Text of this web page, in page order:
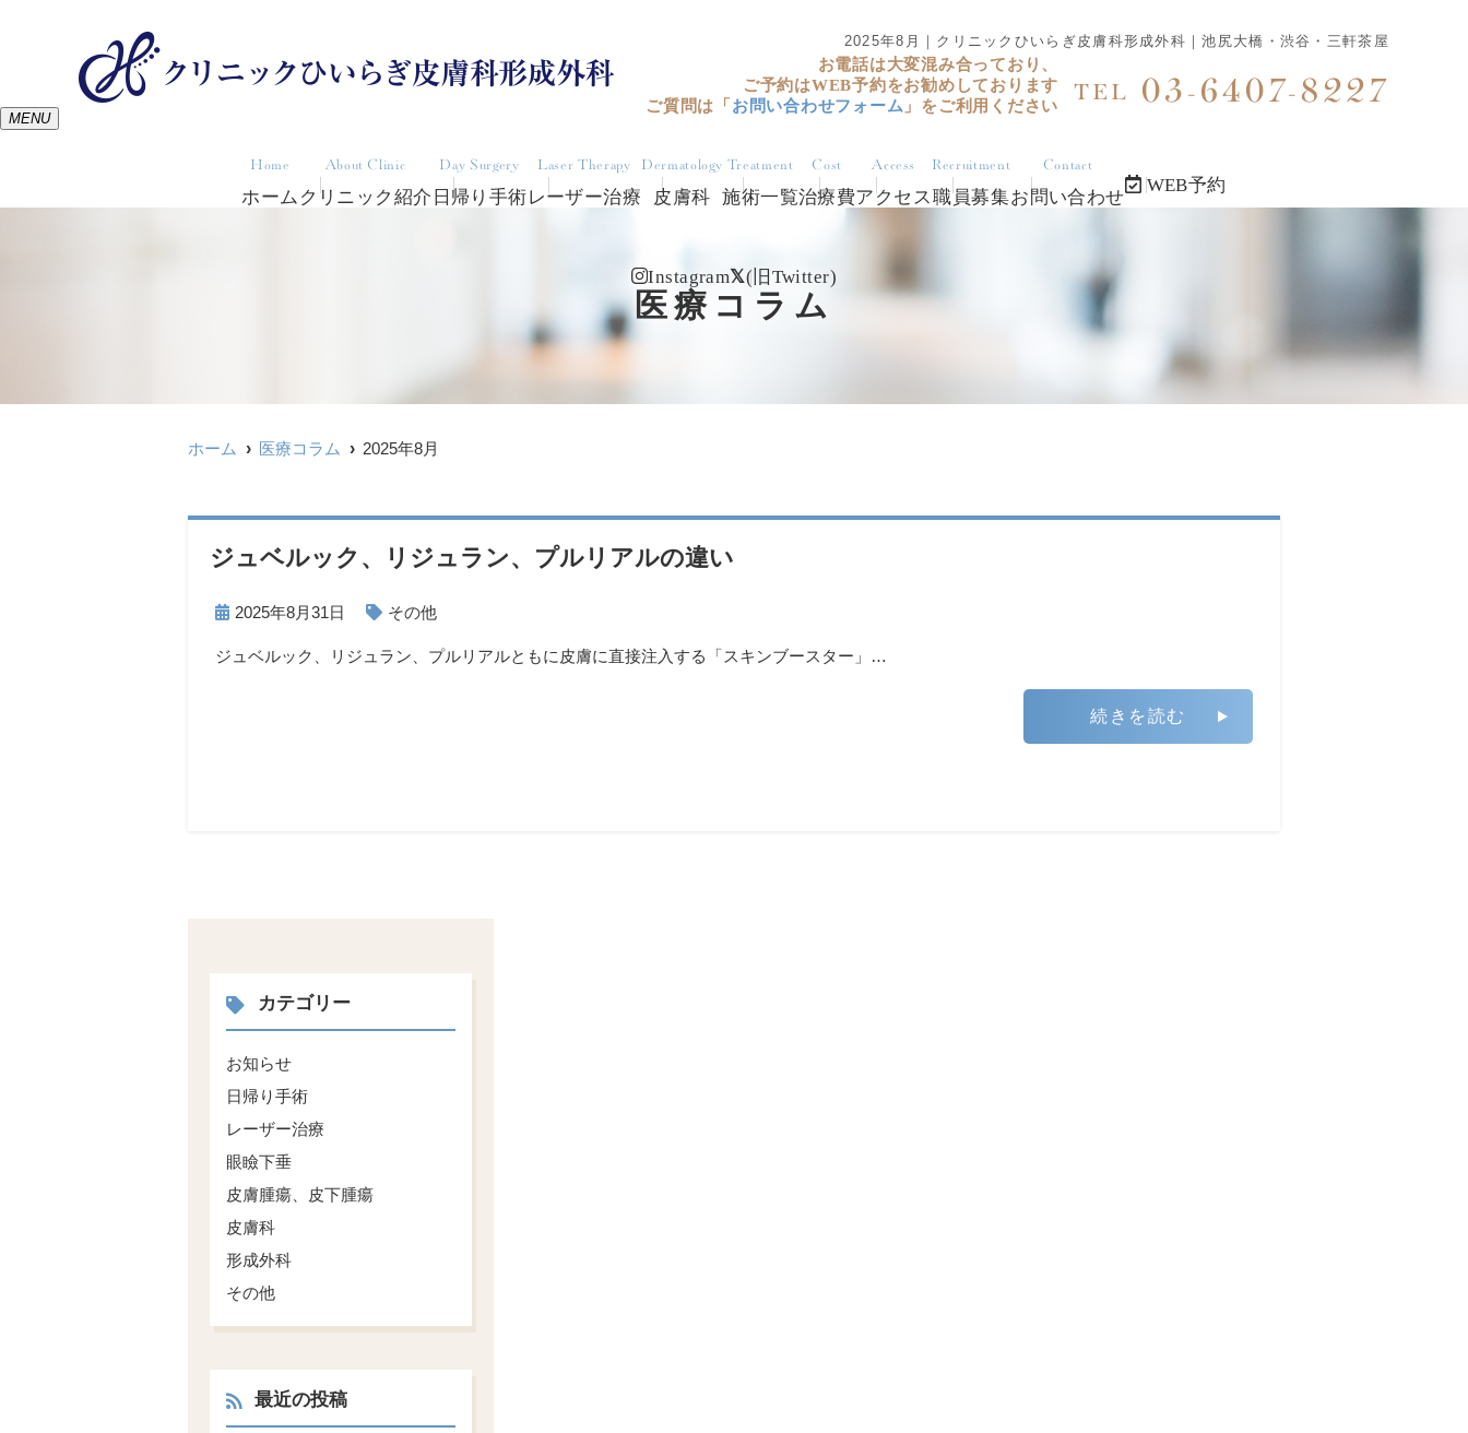
2025年8月｜クリニックひいらぎ皮膚科形成外科｜池尻大橋・渋谷・三軒茶屋
お電話は大変混み合っており、
ご予約はWEB予約をお勧めしております
ご質問は「 お問い合わせフォーム 」をご利用ください
TEL 03-6407-8227
MENU
Home
ホーム
About Clinic
クリニック紹介
Day Surgery
日帰り手術
Laser Therapy
レーザー治療
Dermatology
皮膚科
Treatment
施術一覧
Cost
治療費
Access
アクセス
Recruitment
職員募集
Contact
お問い合わせ
WEB予約
Instagram (旧Twitter)
医療コラム
ホーム 医療コラム 2025年8月
ジュベルック、リジュラン、プルリアルの違い
2025年8月31日 その他
ジュベルック、リジュラン、プルリアルともに皮膚に直接注入する「スキンブースター」…
続きを読む
カテゴリー
お知らせ
日帰り手術
レーザー治療
眼瞼下垂
皮膚腫瘍、皮下腫瘍
皮膚科
形成外科
その他
最近の投稿